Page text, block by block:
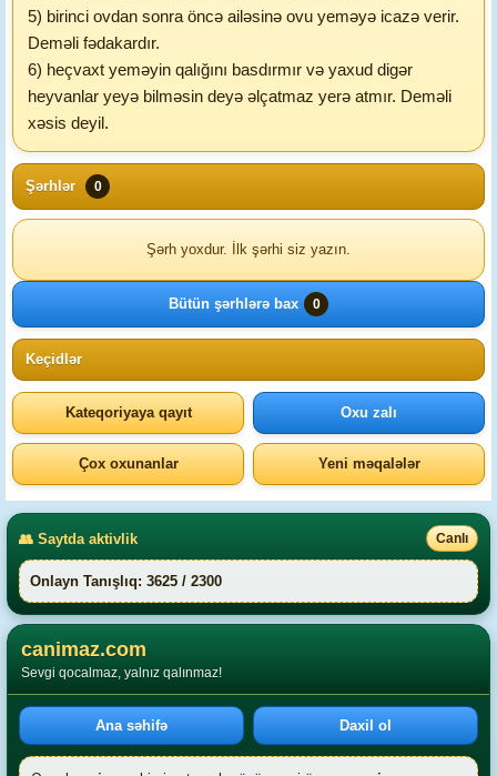
5) birinci ovdan sonra öncə ailəsinə ovu yeməyə icazə verir.
Deməli fədakardır.
6) heçvaxt yeməyin qalığını basdırmır və yaxud digər
heyvanlar yeyə bilməsin deyə əlçatmaz yerə atmır. Deməli
xəsis deyil.
Şərhlər 0
Şərh yoxdur. İlk şərhi siz yazın.
Bütün şərhlərə bax 0
Keçidlər
Kateqoriyaya qayıt Oxu zalı
Çox oxunanlar Yeni məqalələr
👥 Saytda aktivlik Canlı
Onlayn Tanışlıq: 3625 / 2300
canimaz.com
Sevgi qocalmaz, yalnız qalınmaz!
Ana səhifə Daxil ol